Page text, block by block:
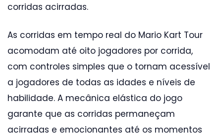
corridas acirradas.
As corridas em tempo real do Mario Kart Tour
acomodam até oito jogadores por corrida,
com controles simples que o tornam acessível
a jogadores de todas as idades e níveis de
habilidade. A mecânica elástica do jogo
garante que as corridas permaneçam
acirradas e emocionantes até os momentos